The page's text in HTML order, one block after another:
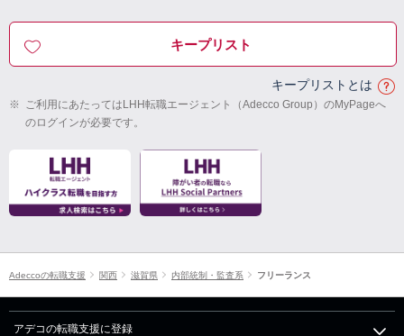
キープリスト
キープリストとは
※ ご利用にあたってはLHH転職エージェント（Adecco Group）のMyPageへ
のログインが必要です。
Adeccoの転職支援 関西 滋賀県 内部統制・監査系 フリーランス
アデコの転職支援に登録